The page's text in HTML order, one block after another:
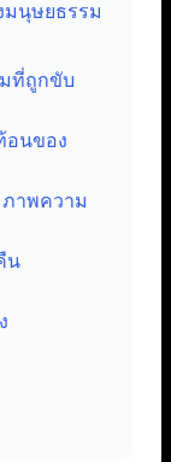
มนุษยธรรม
ที่ถูกขับ
อนของ
ภาพความ
น